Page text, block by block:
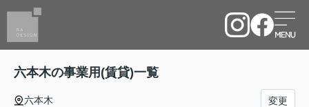
六本木の事業用(賃貸)一覧
六本木 変更